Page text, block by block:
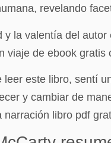
revelando
y la valentía del
viaje de ebook
leer este libro, sentí
y cambiar de
narración libro pdf